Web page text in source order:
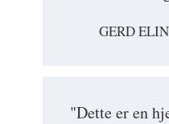
GERD
"Dette er en